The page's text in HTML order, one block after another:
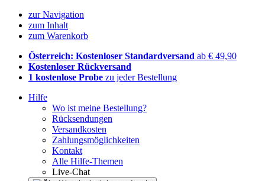
zur Navigation
zum Inhalt
zum Warenkorb
Österreich: Kostenloser Standardversand ab € 49,90
Kostenloser Rückversand
1 kostenlose Probe zu jeder Bestellung
Hilfe
Wo ist meine Bestellung?
Rücksendungen
Versandkosten
Zahlungsmöglichkeiten
Kontakt
Alle Hilfe-Themen
Live-Chat